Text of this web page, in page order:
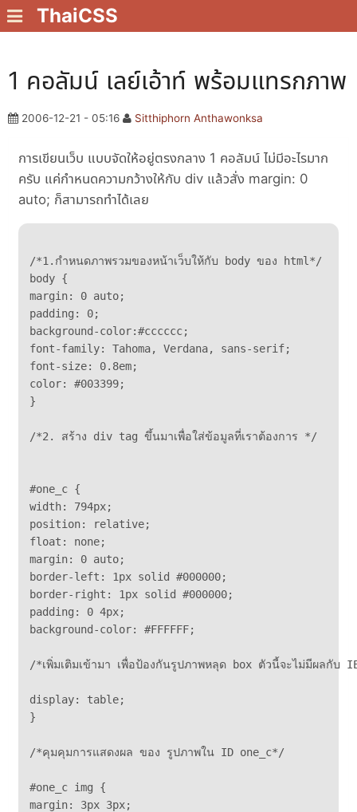
ThaiCSS
1 คอลัมน์ เลย์เอ้าท์ พร้อมแทรกภาพ
2006-12-21 - 05:16 Sitthiphorn Anthawonksa
การเขียนเว็บ แบบจัดให้อยู่ตรงกลาง 1 คอลัมน์ ไม่มีอะไรมาก
ครับ แค่กำหนดความกว้างให้กับ div แล้วสั่ง margin: 0
auto; ก็สามารถทำได้เลย
/*1.กำหนดภาพรวมของหน้าเว็บให้กับ body ของ html*/
body {
margin: 0 auto;
padding: 0;
background-color:#cccccc;
font-family: Tahoma, Verdana, sans-serif;
font-size: 0.8em;
color: #003399;
}
/*2. สร้าง div tag ขึ้นมาเพื่อใส่ข้อมูลที่เราต้องการ */
#one_c {
width: 794px;
position: relative;
float: none;
margin: 0 auto;
border-left: 1px solid #000000;
border-right: 1px solid #000000;
padding: 0 4px;
background-color: #FFFFFF;
/*เพิ่มเติมเข้ามา เพื่อป้องกันรูปภาพหลุด box ตัวนี้จะไม่มีผลกั
display: table;
}
/*คุมคุมการแสดงผล ของ รูปภาพใน ID one_c*/
#one_c img {
margin: 3px 3px;